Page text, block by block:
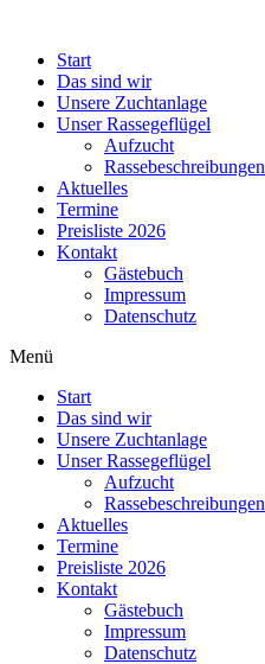
wechseln
Start
Das sind wir
Unsere Zuchtanlage
Unser Rassegeflügel
Aufzucht
Rassebeschreibungen
Aktuelles
Termine
Preisliste 2026
Kontakt
Gästebuch
Impressum
Datenschutz
Menü
Start
Das sind wir
Unsere Zuchtanlage
Unser Rassegeflügel
Aufzucht
Rassebeschreibungen
Aktuelles
Termine
Preisliste 2026
Kontakt
Gästebuch
Impressum
Datenschutz